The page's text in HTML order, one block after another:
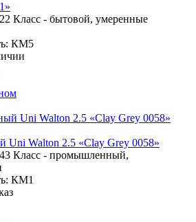
22 Класс - бытовой, умеренные
КМ5
Uni Walton 2.5 «Clay Grey 0058»
43 Класс - промышленный,
КМ1